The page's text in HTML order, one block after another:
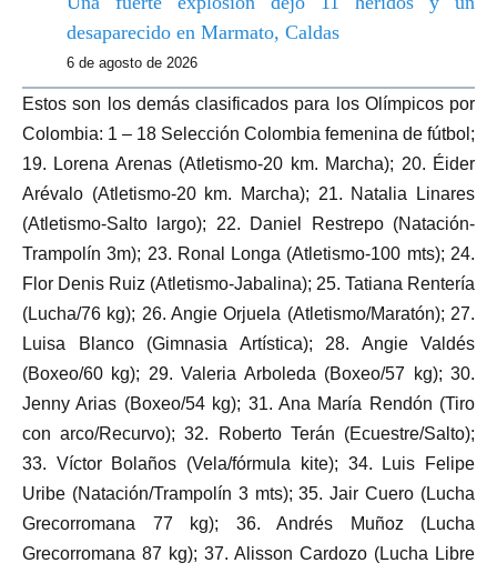
desaparecido en Marmato, Caldas
6 de agosto de 2026
Estos son los demás clasificados para los Olímpicos por
Colombia: 1 – 18 Selección Colombia femenina de fútbol;
19. Lorena Arenas (Atletismo-20 km. Marcha); 20. Éider
Arévalo (Atletismo-20 km. Marcha); 21. Natalia Linares
(Atletismo-Salto largo); 22. Daniel Restrepo (Natación-
Trampolín 3m); 23. Ronal Longa (Atletismo-100 mts); 24.
Flor Denis Ruiz (Atletismo-Jabalina); 25. Tatiana Rentería
(Lucha/76 kg); 26. Angie Orjuela (Atletismo/Maratón); 27.
Luisa Blanco (Gimnasia Artística); 28. Angie Valdés
(Boxeo/60 kg); 29. Valeria Arboleda (Boxeo/57 kg); 30.
Jenny Arias (Boxeo/54 kg); 31. Ana María Rendón (Tiro
con arco/Recurvo); 32. Roberto Terán (Ecuestre/Salto);
33. Víctor Bolaños (Vela/fórmula kite); 34. Luis Felipe
Uribe (Natación/Trampolín 3 mts); 35. Jair Cuero (Lucha
Grecorromana 77 kg); 36. Andrés Muñoz (Lucha
Grecorromana 87 kg); 37. Alisson Cardozo (Lucha Libre